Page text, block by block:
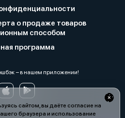
сайтом, вы даёте согласие на
браузера и использование
о продаже товаров
способом
программа
− в нашем приложении!